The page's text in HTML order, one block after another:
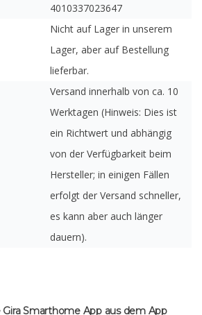
4010337023647
Nicht auf Lager in unserem
Lager, aber auf Bestellung
lieferbar.
Versand innerhalb von ca. 10
Werktagen (Hinweis: Dies ist
ein Richtwert und abhängig
von der Verfügbarkeit beim
Hersteller; in einigen Fällen
erfolgt der Versand schneller,
es kann aber auch länger
dauern).
Gira Smarthome App aus dem App